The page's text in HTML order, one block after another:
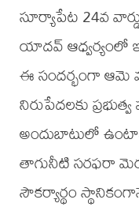
సూర్యాపేట 24వ
యాదవ్ ఆధ్వర్యంలో
ఈ సందర్భంగా ఆమె
నిరుపేదలకు
అందుబాటులో
తాగునీటి సరఫరా
సౌకర్యార్థం